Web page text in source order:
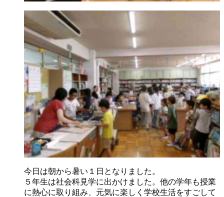
今日は朝から暑い１日となりました。
５年生は社会科見学に出かけました。他の学年も授業
に熱心に取り組み、元気に楽しく学校生活をすごして